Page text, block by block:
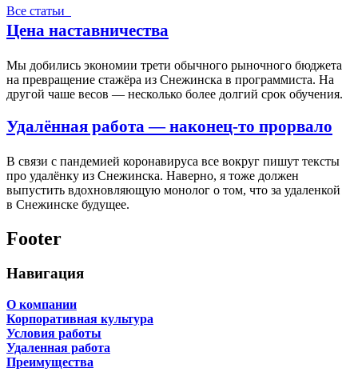
Все статьи
Цена наставничества
Мы добились экономии трети обычного рыночного бюджета
на превращение стажёра из Снежинска в программиста. На
другой чаше весов — несколько более долгий срок обучения.
Удалённая работа — наконец-то прорвало
В связи с пандемией коронавируса все вокруг пишут тексты
про удалёнку из Снежинска. Наверно, я тоже должен
выпустить вдохновляющую монолог о том, что за удаленкой
в Снежинске будущее.
Footer
Навигация
О компании
Корпоративная культура
Условия работы
Удаленная работа
Преимущества